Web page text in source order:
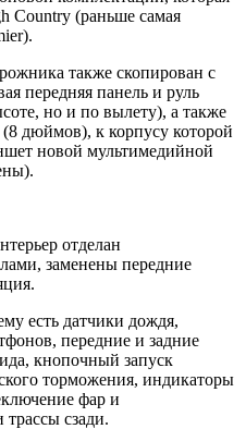
Country (раньше самая
также скопирован с
передняя панель и руль
но и по вылету), а также
дюймов), к корпусу которой
новой мультимедийной
отделан
заменены передние
есть датчики дождя,
передние и задние
кнопочный запуск
торможения, индикаторы
фар и
сзади.